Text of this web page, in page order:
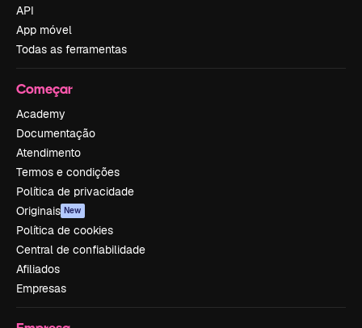
API
App móvel
Todas as ferramentas
Começar
Academy
Documentação
Atendimento
Termos e condições
Política de privacidade
Originais New
Política de cookies
Central de confiabilidade
Afiliados
Empresas